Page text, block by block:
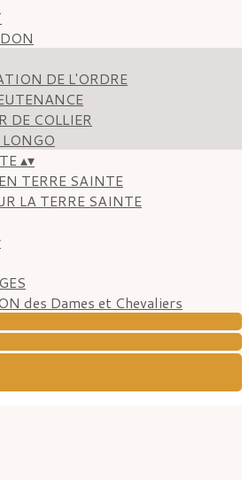
DE L'ORDRE
DE COLLIER
▴▾
TERRE SAINTE
LA TERRE SAINTE
des Dames et Chevaliers